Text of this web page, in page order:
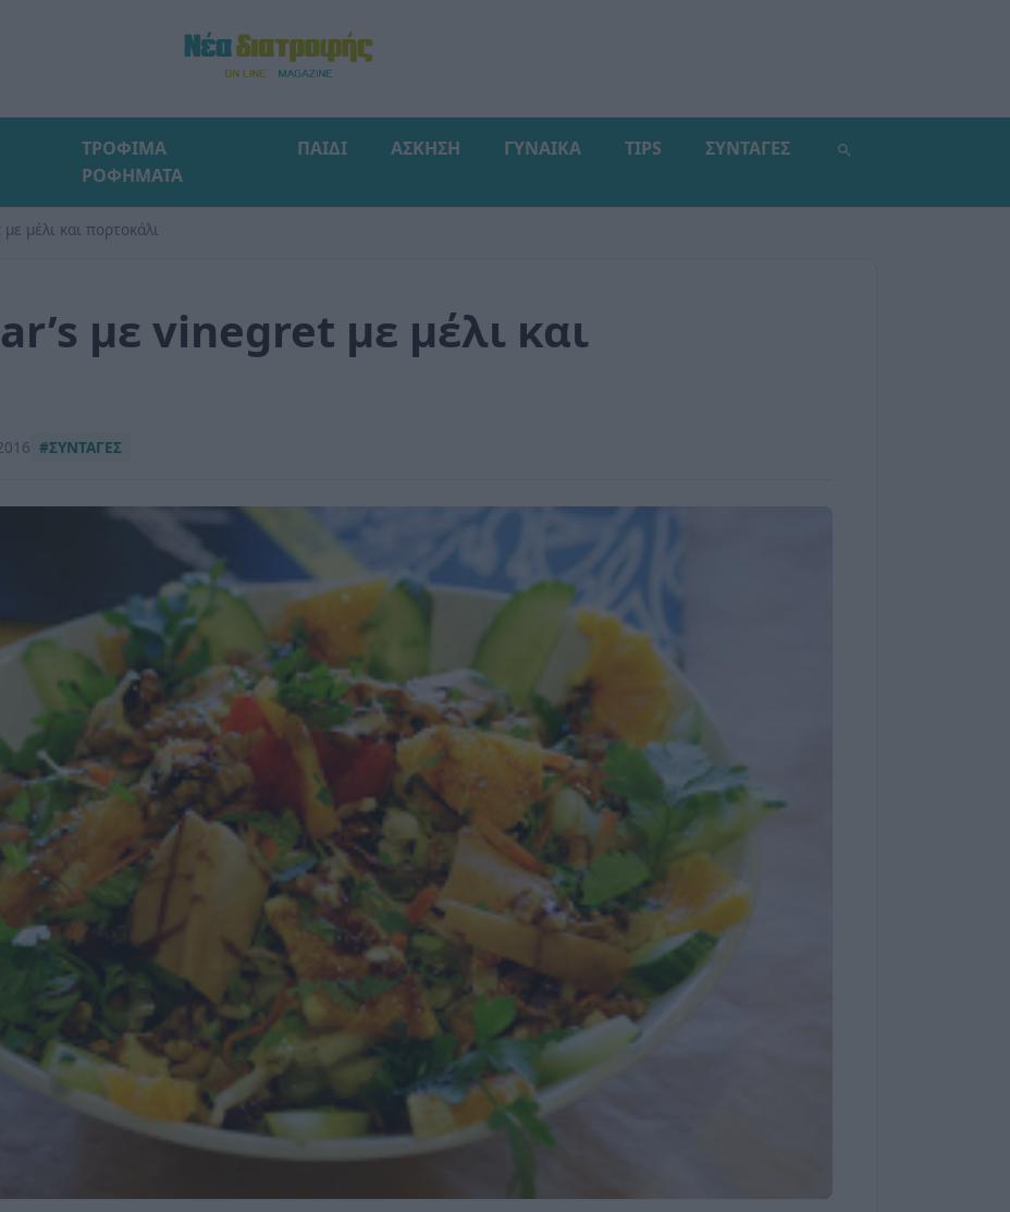
ΤΡΟΦΙΜΑ
ΡΟΦΗΜΑΤΑ
ΠΑΙΔΙ ΑΣΚΗΣΗ ΓΥΝΑΙΚΑ TIPS ΣΥΝΤΑΓΕΣ
μέλι και πορτοκάλι
με vinegret με μέλι και
#ΣΥΝΤΑΓΕΣ